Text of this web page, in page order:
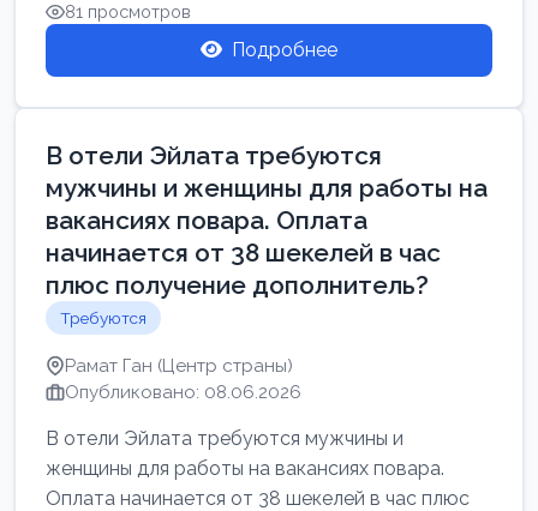
81 просмотров
Подробнее
В отели Эйлата требуются
мужчины и женщины для работы на
вакансиях повара. Оплата
начинается от 38 шекелей в час
плюс получение дополнитель?
Требуются
Рамат Ган (Центр страны)
Опубликовано: 08.06.2026
В отели Эйлата требуются мужчины и
женщины для работы на вакансиях повара.
Оплата начинается от 38 шекелей в час плюс